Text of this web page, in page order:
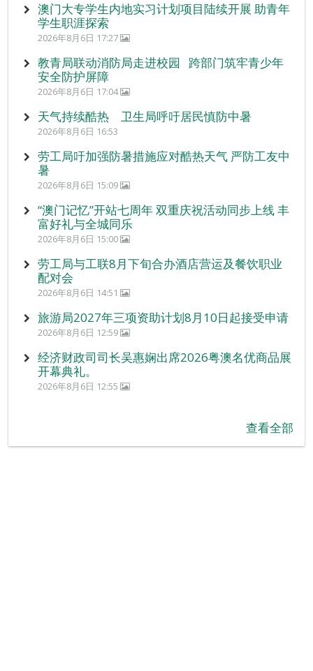
澳门大专学生内地实习计划项目陆续开展 助青年
学生职涯探索
2026年8月6日 17:27
教青局联动消防局走进校园 跨部门筑牢青少年
安全防护屏障
2026年8月6日 17:04
天气持续酷热 卫生局呼吁居民慎防中暑
2026年8月6日 16:53
劳工局吁加强防暑措施应对酷热天气 严防工友中
暑
2026年8月6日 15:09
“澳门记忆”开站七周年 双重庆祝活动同步上线 丰
富好礼与全城同乐
2026年8月6日 15:00
劳工局与工联8月下旬合办酒店营运及餐饮职业
配对会
2026年8月6日 14:51
旅游局2027年三项资助计划8月10日起接受申请
2026年8月6日 12:59
经济财政司司长吴惠娴出席2026粤澳名优商品展
开幕典礼。
2026年8月6日 12:55
查看全部